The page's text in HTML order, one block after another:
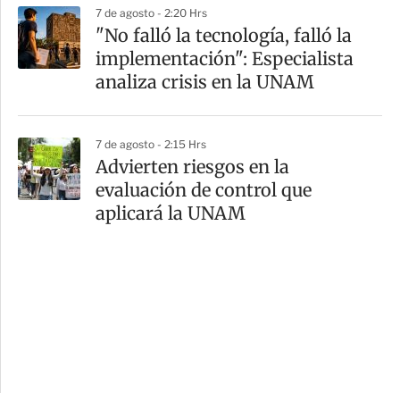
7 de agosto - 2:20 Hrs
"No falló la tecnología, falló la
implementación": Especialista
analiza crisis en la UNAM
7 de agosto - 2:15 Hrs
Advierten riesgos en la
evaluación de control que
aplicará la UNAM